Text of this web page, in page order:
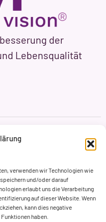
verwenden wir Technologien wie
und/oder darauf
erlaubt uns die Verarbeitung
auf dieser Website. Wenn
kann dies negative
haben.
der
Lebensqualität
Nutzungsbedingungen